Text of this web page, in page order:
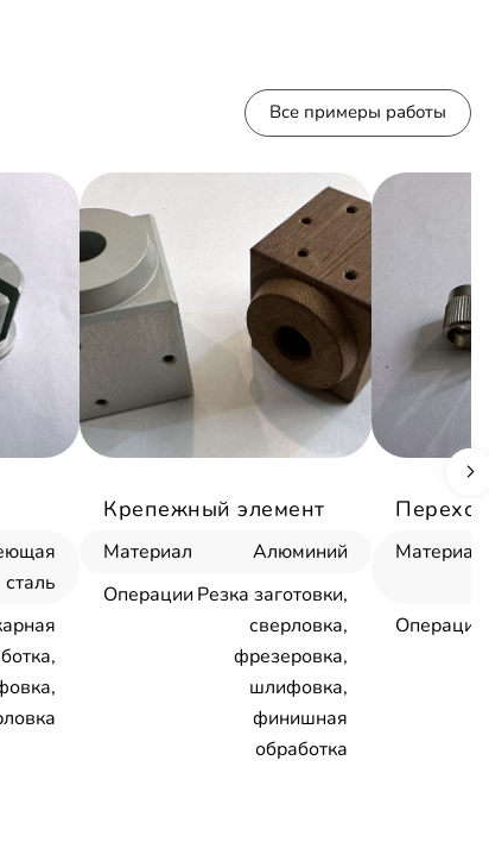
Все примеры работы
сталь
Крепежный элемент
Материал
Алюминий
Операции Резка заготовки,
сверловка,
фрезеровка,
шлифовка,
финишная
обработка
Материал
Операции